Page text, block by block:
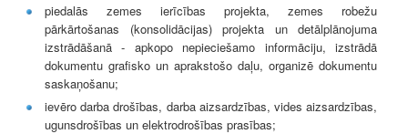
piedalās zemes ierīcības projekta, zemes robežu
pārkārtošanas (konsolidācijas) projekta un detālplānojuma
izstrādāšanā - apkopo nepieciešamo informāciju, izstrādā
dokumentu grafisko un aprakstošo daļu, organizē dokumentu
saskaņošanu;
ievēro darba drošības, darba aizsardzības, vides aizsardzības,
ugunsdrošības un elektrodrošības prasības;